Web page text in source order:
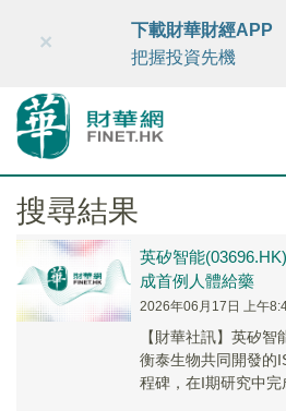
財華智庫網 FINTV
×
下載財華財經APP
把握投資先機
搜尋結果
英矽智能
成首例人體給藥
2026年06月17日 上午
【財華社訊】英矽
衡泰生物共同開發的
程碑，在I期研究中